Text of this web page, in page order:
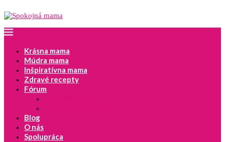
Krásna mama
Múdra mama
Inšpiratívna mama
Zdravé recepty
Fórum
Blog
O nás
Spolupráca